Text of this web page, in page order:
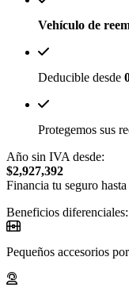
Vehículo de
Deducible desde
Protegemos sus
Año sin IVA desde:
$2,927,392
Financia tu seguro
Beneficios diferenciales:
Pequeños accesorios